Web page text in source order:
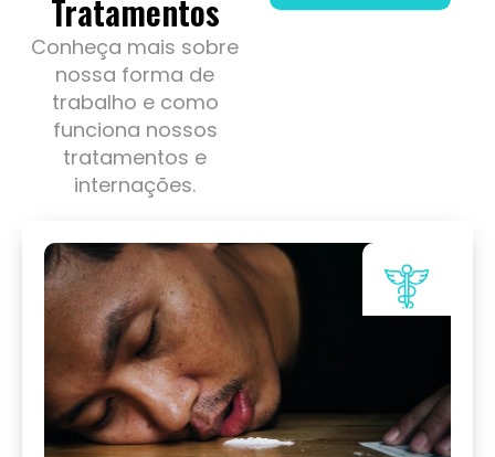
Tratamentos
Conheça mais sobre
nossa forma de
trabalho e como
funciona nossos
tratamentos e
internações.